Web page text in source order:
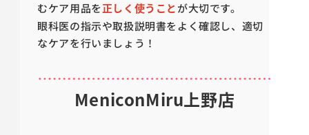
むケア用品を正しく使うことが大切です。
眼科医の指示や取扱説明書をよく確認し、適切
なケアを行いましょう！
MeniconMiru上野店